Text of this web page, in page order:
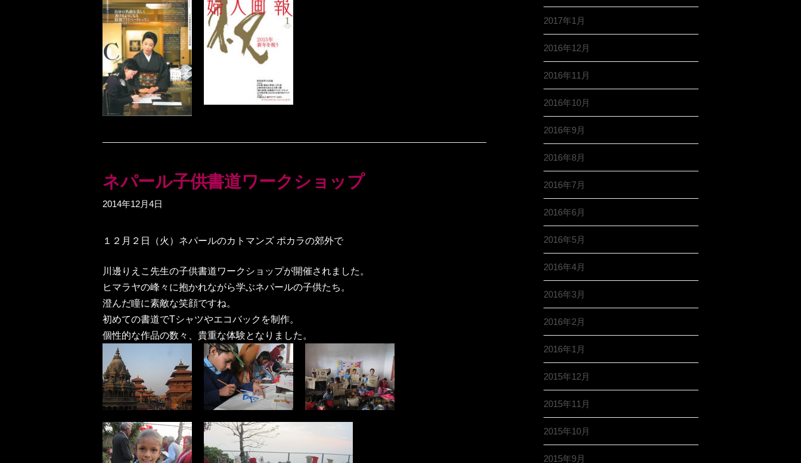
ネパール子供書道ワークショップ
2014年12月4日
１２月２日（火）ネパールのカトマンズ ポカラの郊外で
川邊りえこ先生の子供書道ワークショップが開催されました。
ヒマラヤの峰々に抱かれながら学ぶネパールの子供たち。
澄んだ瞳に素敵な笑顔ですね。
初めての書道でTシャツやエコバックを制作。
個性的な作品の数々、貴重な体験となりました。
2017年1月
2016年12月
2016年11月
2016年10月
2016年9月
2016年8月
2016年7月
2016年6月
2016年5月
2016年4月
2016年3月
2016年2月
2016年1月
2015年12月
2015年11月
2015年10月
2015年9月